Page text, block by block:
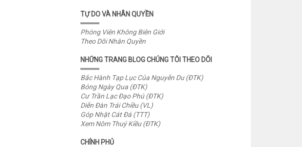
TỰ DO VÀ NHÂN QUYỀN
Phóng Viên Không Biên Giới
Theo Dõi Nhân Quyền
NHỮNG TRANG BLOG CHÚNG TÔI THEO DÕI
Bắc Hành Tạp Lục Của Nguyễn Du (ĐTK)
Bóng Ngày Qua (ĐTK)
Cư Trần Lạc Đạo Phú (ĐTK)
Diễn Đàn Trái Chiều (VL)
Góp Nhặt Cát Đá (TTT)
Xem Nôm Thuý Kiều (ĐTK)
CHÍNH PHỦ